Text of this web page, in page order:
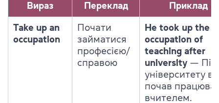
Вираз Переклад Приклад
Take up an
occupation
Почати
займатися
професією/
справою
He took up the
occupation of
teaching after
university —
університету
почав
вчителем.